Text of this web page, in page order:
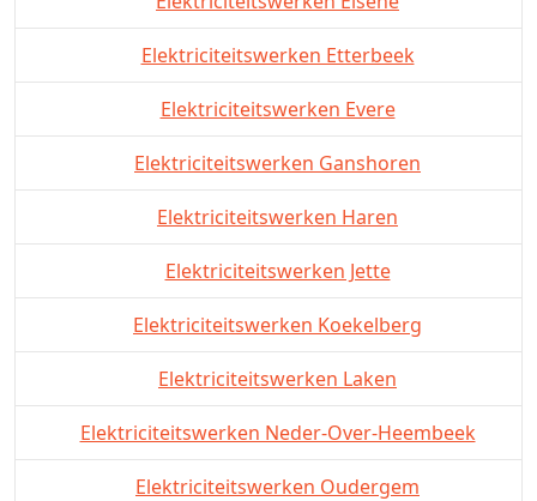
Elektriciteitswerken Etterbeek
Elektriciteitswerken Evere
Elektriciteitswerken Ganshoren
Elektriciteitswerken Haren
Elektriciteitswerken Jette
Elektriciteitswerken Koekelberg
Elektriciteitswerken Laken
Elektriciteitswerken Neder-Over-Heembeek
Elektriciteitswerken Oudergem